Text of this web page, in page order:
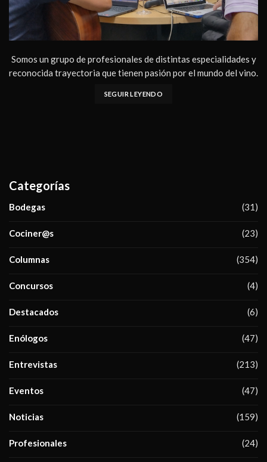
Somos un grupo de profesionales de distintas especialidades y
reconocida trayectoria que tienen pasión por el mundo del vino.
SEGUIR LEYENDO
Categorías
Bodegas (31)
Cociner@s (23)
Columnas (354)
Concursos (4)
Destacados (6)
Enólogos (47)
Entrevistas (213)
Eventos (47)
Noticias (159)
Profesionales (24)